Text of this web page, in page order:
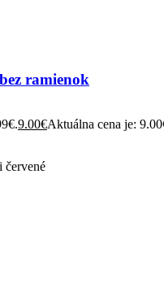
ramienok
9.00€Aktuálna cena je: